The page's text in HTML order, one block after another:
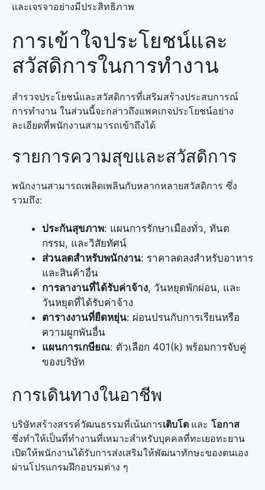
และเจรจาอย่างมีประสิทธิภาพ
การเข้าใจประโยชน์และ
สวัสดิการในการทำงาน
สำรวจประโยชน์และสวัสดิการที่เสริมสร้างประสบการณ์
การทำงาน ในส่วนนี้จะกล่าวถึงแพคเกจประโยชน์อย่าง
ละเอียดที่พนักงานสามารถเข้าถึงได้
รายการความสุขและสวัสดิการ
พนักงานสามารถเพลิดเพลินกับหลากหลายสวัสดิการ ซึ่ง
รวมถึง:
ประกันสุขภาพ: แผนการรักษาเมืองทั่ว, ทันต
กรรม, และวิสัยทัศน์
ส่วนลดสำหรับพนักงาน: ราคาลดลงสำหรับอาหาร
และสินค้าอื่น
การลางานที่ได้รับค่าจ้าง, วันหยุดพักผ่อน, และ
วันหยุดที่ได้รับค่าจ้าง
ตารางงานที่ยืดหยุ่น: ผ่อนปรนกับการเรียนหรือ
ความผูกพันอื่น
แผนการเกษียณ: ตัวเลือก 401(k) พร้อมการจับคู่
ของบริษัท
การเดินทางในอาชีพ
บริษัทสร้างสรรค์วัฒนธรรมที่เน้นการเติบโต และ โอกาส
ซึ่งทำให้เป็นที่ทำงานที่เหมาะสำหรับบุคคลที่ทะเยอทะยาน
เปิดให้พนักงานได้รับการส่งเสริมให้พัฒนาทักษะของตนเอง
ผ่านโปรแกรมฝึกอบรมต่าง ๆ